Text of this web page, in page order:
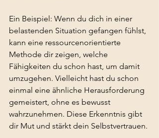
Ein Beispiel: Wenn du dich in einer
belastenden Situation gefangen fühlst,
kann eine ressourcenorientierte
Methode dir zeigen, welche
Fähigkeiten du schon hast, um damit
umzugehen. Vielleicht hast du schon
einmal eine ähnliche Herausforderung
gemeistert, ohne es bewusst
wahrzunehmen. Diese Erkenntnis gibt
dir Mut und stärkt dein Selbstvertrauen.